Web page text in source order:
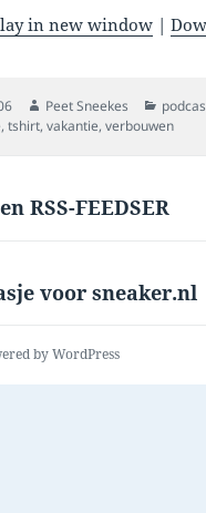
in new window |
Author
Peet Sneekes
,tshirt,vakantie,verbouwen
RSS-FEEDSER
voor sneaker.nl
by WordPress